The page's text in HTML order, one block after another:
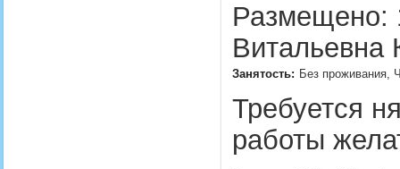
Размещено:
Витальевна
Занятость: Без проживания,
Требуется
работы